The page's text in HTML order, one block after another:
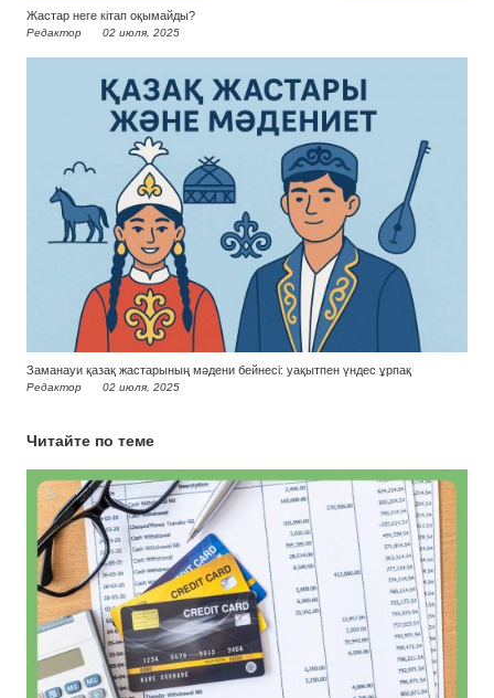
Жастар неге кітап оқымайды?
Редактор 02 июля, 2025
Заманауи қазақ жастарының мәдени бейнесі: уақытпен үндес ұрпақ
Редактор 02 июля, 2025
Читайте по теме